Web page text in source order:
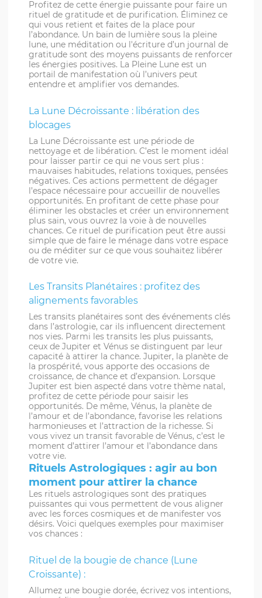
Profitez de cette énergie puissante pour faire un
rituel de gratitude et de purification. Éliminez ce
qui vous retient et faites de la place pour
l’abondance. Un bain de lumière sous la pleine
lune, une méditation ou l'écriture d’un journal de
gratitude sont des moyens puissants de renforcer
les énergies positives. La Pleine Lune est un
portail de manifestation où l’univers peut
entendre et amplifier vos demandes.
La Lune Décroissante : libération des
blocages
La Lune Décroissante est une période de
nettoyage et de libération. C’est le moment idéal
pour laisser partir ce qui ne vous sert plus :
mauvaises habitudes, relations toxiques, pensées
négatives. Ces actions permettent de dégager
l’espace nécessaire pour accueillir de nouvelles
opportunités. En profitant de cette phase pour
éliminer les obstacles et créer un environnement
plus sain, vous ouvrez la voie à de nouvelles
chances. Ce rituel de purification peut être aussi
simple que de faire le ménage dans votre espace
ou de méditer sur ce que vous souhaitez libérer
de votre vie.
Les Transits Planétaires : profitez des
alignements favorables
Les transits planétaires sont des événements clés
dans l’astrologie, car ils influencent directement
nos vies. Parmi les transits les plus puissants,
ceux de Jupiter et Vénus se distinguent par leur
capacité à attirer la chance. Jupiter, la planète de
la prospérité, vous apporte des occasions de
croissance, de chance et d’expansion. Lorsque
Jupiter est bien aspecté dans votre thème natal,
profitez de cette période pour saisir les
opportunités. De même, Vénus, la planète de
l’amour et de l’abondance, favorise les relations
harmonieuses et l’attraction de la richesse. Si
vous vivez un transit favorable de Vénus, c’est le
moment d’attirer l’amour et l’abondance dans
votre vie.
Rituels Astrologiques : agir au bon
moment pour attirer la chance
Les rituels astrologiques sont des pratiques
puissantes qui vous permettent de vous aligner
avec les forces cosmiques et de manifester vos
désirs. Voici quelques exemples pour maximiser
vos chances :
Rituel de la bougie de chance (Lune
Croissante) :
Allumez une bougie dorée, écrivez vos intentions,